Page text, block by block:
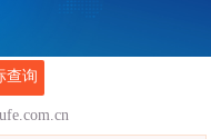
查询